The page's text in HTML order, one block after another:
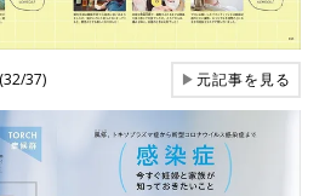
37) ▶元記事を見る